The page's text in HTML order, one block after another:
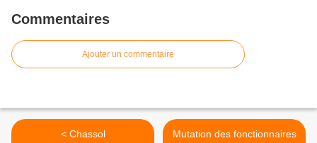
Commentaires
Ajouter un commentaire
< Chassol
Mutation des fonctionnaires